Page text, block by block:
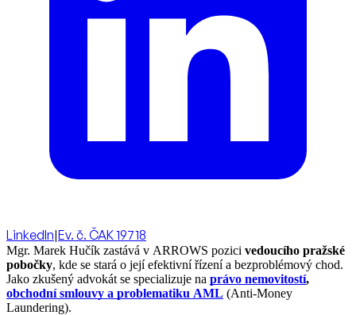
LinkedIn|Ev. č. ČAK 19718
Mgr. Marek Hučík zastává v ARROWS pozici vedoucího pražské
pobočky, kde se stará o její efektivní řízení a bezproblémový chod.
Jako zkušený advokát se specializuje na právo nemovitostí,
obchodní smlouvy a problematiku AML (Anti-Money
Laundering).